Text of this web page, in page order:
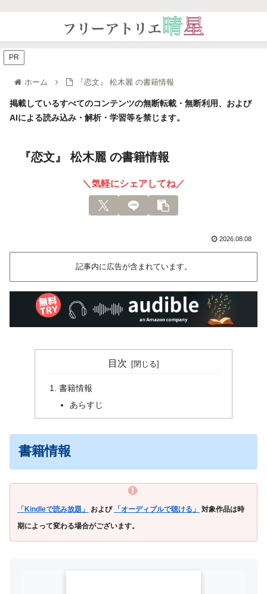
ホーム 『恋文』 松木麗 の書籍情報
掲載しているすべてのコンテンツの無断転載・無断利用、および
AIによる読み込み・解析・学習等を禁じます。
『恋文』 松木麗 の書籍情報
＼気軽にシェアしてね／
2026.08.08
記事内に広告が含まれています。
PR
目次
書籍情報
あらすじ
書籍情報
「Kindleで読み放題」 および 「オーディブルで聴ける」
対象作品は時
期によって変わる場合がございます。